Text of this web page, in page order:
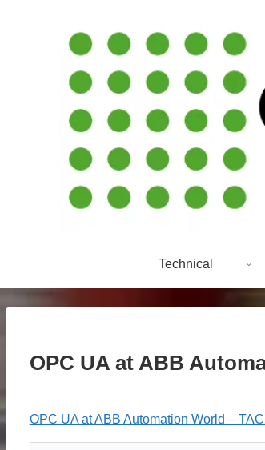
Technical
OPC UA at ABB
OPC UA at ABB Automation World –